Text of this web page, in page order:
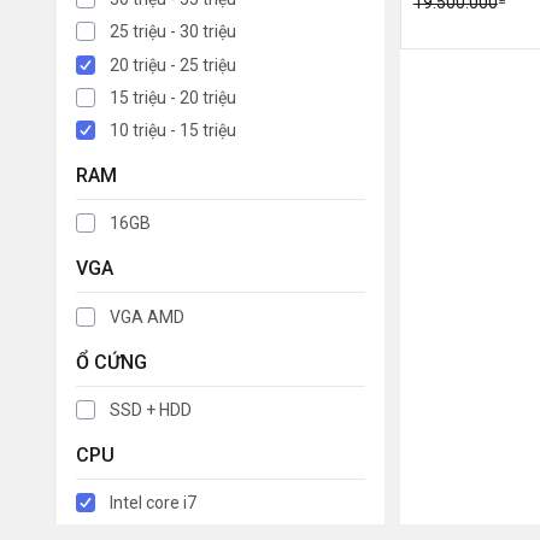
25 triệu - 30 triệu
20 triệu - 25 triệu
15 triệu - 20 triệu
10 triệu - 15 triệu
RAM
16GB
VGA
VGA AMD
Ổ CỨNG
SSD + HDD
CPU
Intel core i7